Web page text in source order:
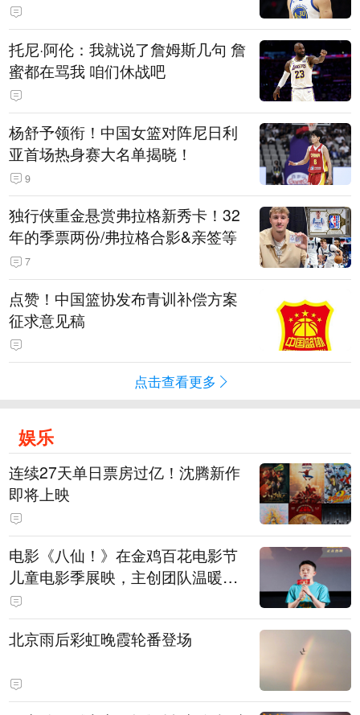
托尼·阿伦：我就说了詹姆斯几句 詹
蜜都在骂我 咱们休战吧
杨舒予领衔！中国女篮对阵尼日利
亚首场热身赛大名单揭晓！
9
独行侠重金悬赏弗拉格新秀卡！32
年的季票两份/弗拉格合影&亲签等
7
点赞！中国篮协发布青训补偿方案
征求意见稿
点击查看更多
娱乐
连续27天单日票房过亿！沈腾新作
即将上映
电影《八仙！》在金鸡百花电影节
儿童电影季展映，主创团队温暖寄
语小观众
北京雨后彩虹晚霞轮番登场